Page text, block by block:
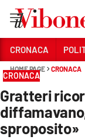
Sezioni
CRONACA
POLITICA
CRONACA
HOME PAGE CRONACA
CRONACA
Gratteri
sproposito»